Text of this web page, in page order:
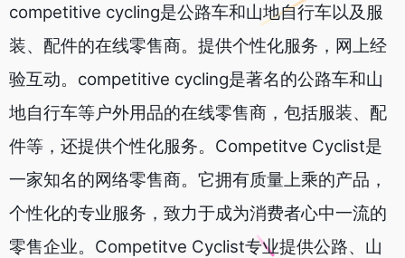
competitive cycling是公路车和山地自行车以及服
装、配件的在线零售商。提供个性化服务，网上经
验互动。competitive cycling是著名的公路车和山
地自行车等户外用品的在线零售商，包括服装、配
件等，还提供个性化服务。Competitve Cyclist是
一家知名的网络零售商。它拥有质量上乘的产品，
个性化的专业服务，致力于成为消费者心中一流的
零售企业。Competitve Cyclist专业提供公路、山